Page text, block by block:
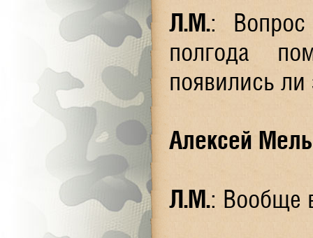
Л.М.:
полгода
появились
Алексей
Л.М.: Вообще